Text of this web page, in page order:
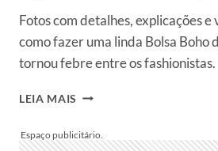
Fotos com detalhes, explicações
como fazer uma linda Bolsa Boho
tornou febre entre os fashionistas.
LEIA MAIS BOLSA
COM